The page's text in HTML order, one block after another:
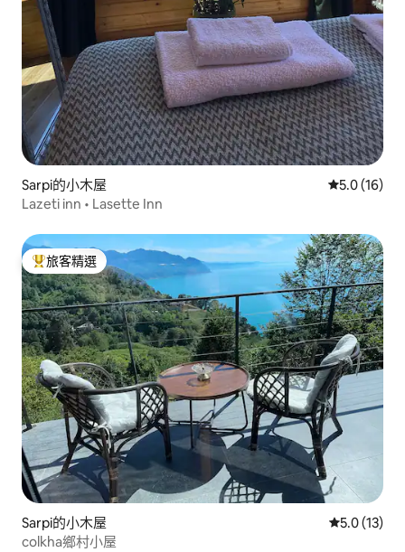
Sarpi的小木屋 從 16 則評
5.0 (16)
Lazeti inn • Lasette Inn
旅客精選榜首
旅客精選
Sarpi的小木屋 從 13 則評
5.0 (13)
colkha鄉村小屋